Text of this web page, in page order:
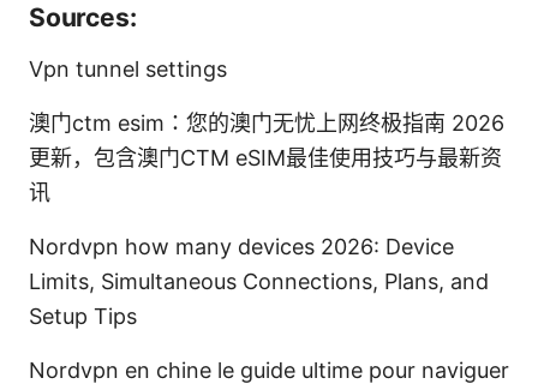
Sources:
Vpn tunnel settings
澳门ctm esim：您的澳门无忧上网终极指南 2026
更新，包含澳门CTM eSIM最佳使用技巧与最新资
讯
Nordvpn how many devices 2026: Device
Limits, Simultaneous Connections, Plans, and
Setup Tips
Nordvpn en chine le guide ultime pour naviguer